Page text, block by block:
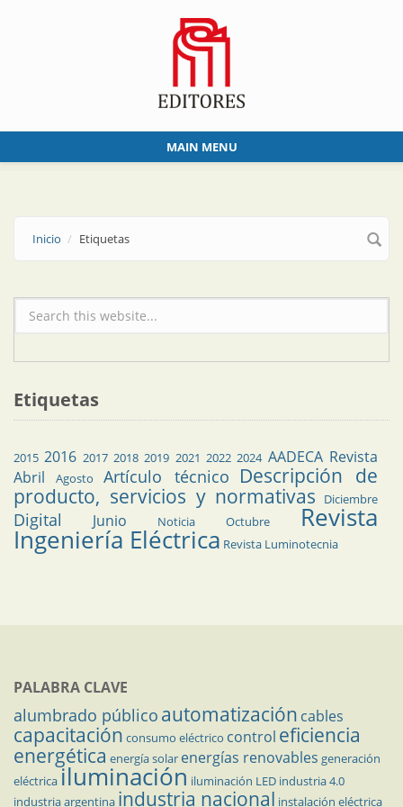
MAIN MENU
Inicio Etiquetas
Formulario de búsqueda
Etiquetas
2015 2016 2017 2018 2019 2021 2022 2024 AADECA Revista
Abril
Agosto Artículo técnico Descripción de
producto, servicios y normativas
Diciembre
Digital Junio Noticia Octubre Revista
Ingeniería Eléctrica Revista Luminotecnia
PALABRA CLAVE
alumbrado público automatización cables
capacitación consumo eléctrico control eficiencia
energética energía solar energías renovables generación
eléctricailuminación iluminación LED industria 4.0
industria argentina industria nacional instalación eléctrica